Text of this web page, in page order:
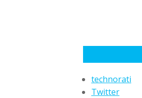
technorati
Twitter